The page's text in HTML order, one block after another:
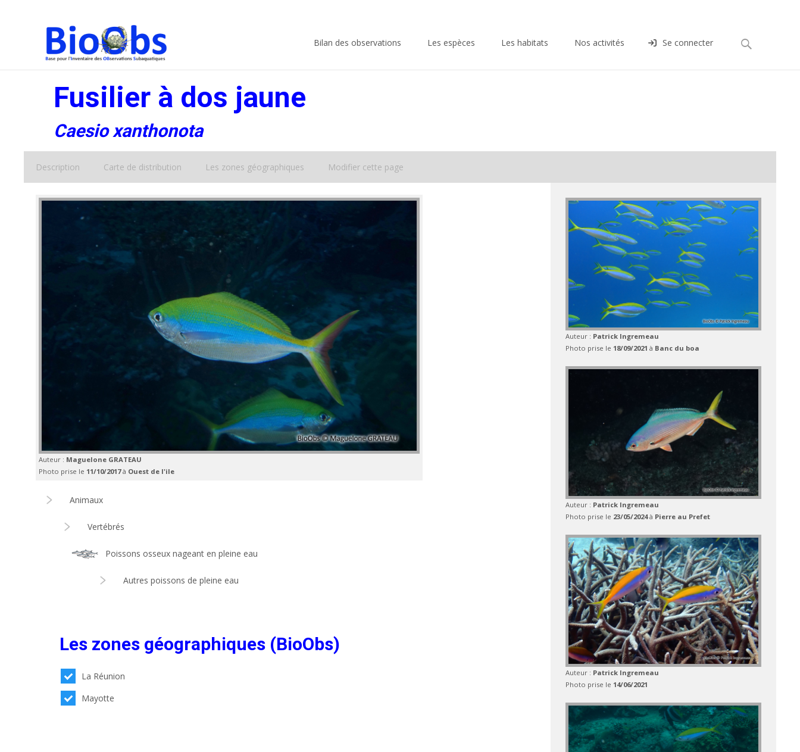
Bilan des observations Les espèces Les habitats Nos activités Se connecter Rechercher :
Fusilier à dos jaune
Caesio xanthonota
Description Carte de distribution Les zones géographiques Modifier cette page
Auteur : Maguelone GRATEAU
Photo prise le 11/10/2017à Ouest de l'ile
Animaux
Vertébrés
Poissons osseux nageant en pleine eau
Autres poissons de pleine eau
Les zones géographiques (BioObs)
La Réunion
Mayotte
Auteur : Patrick Ingremeau
Photo prise le 18/09/2021 à Banc du boa
Auteur : Patrick Ingremeau
Photo prise le 23/05/2024à Pierre au Prefet
Auteur : Patrick Ingremeau
Photo prise le 14/06/2021